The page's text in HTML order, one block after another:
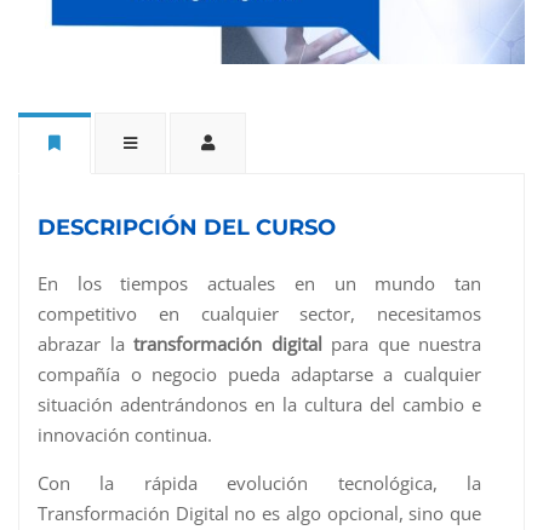
DESCRIPCIÓN DEL CURSO
En los tiempos actuales en un mundo tan
competitivo en cualquier sector, necesitamos
abrazar la transformación digital para que nuestra
compañía o negocio pueda adaptarse a cualquier
situación adentrándonos en la cultura del cambio e
innovación continua.
Con la rápida evolución tecnológica, la
Transformación Digital no es algo opcional, sino que